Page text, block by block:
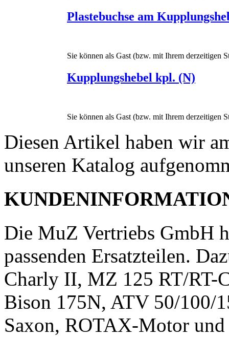
Plastebuchse am
Sie können als Gast (bzw. mit Ihrem derzeitigen
Kupplungshebel kpl. (N)
Sie können als Gast (bzw. mit Ihrem derzeitigen
Diesen Artikel haben wir
unseren Katalog
Die MuZ Vertriebs GmbH
passenden Ersatzteilen.
Charly II, MZ 125 RT/RT-
Bison 175N, ATV 50/100/
Saxon, ROTAX-Motor